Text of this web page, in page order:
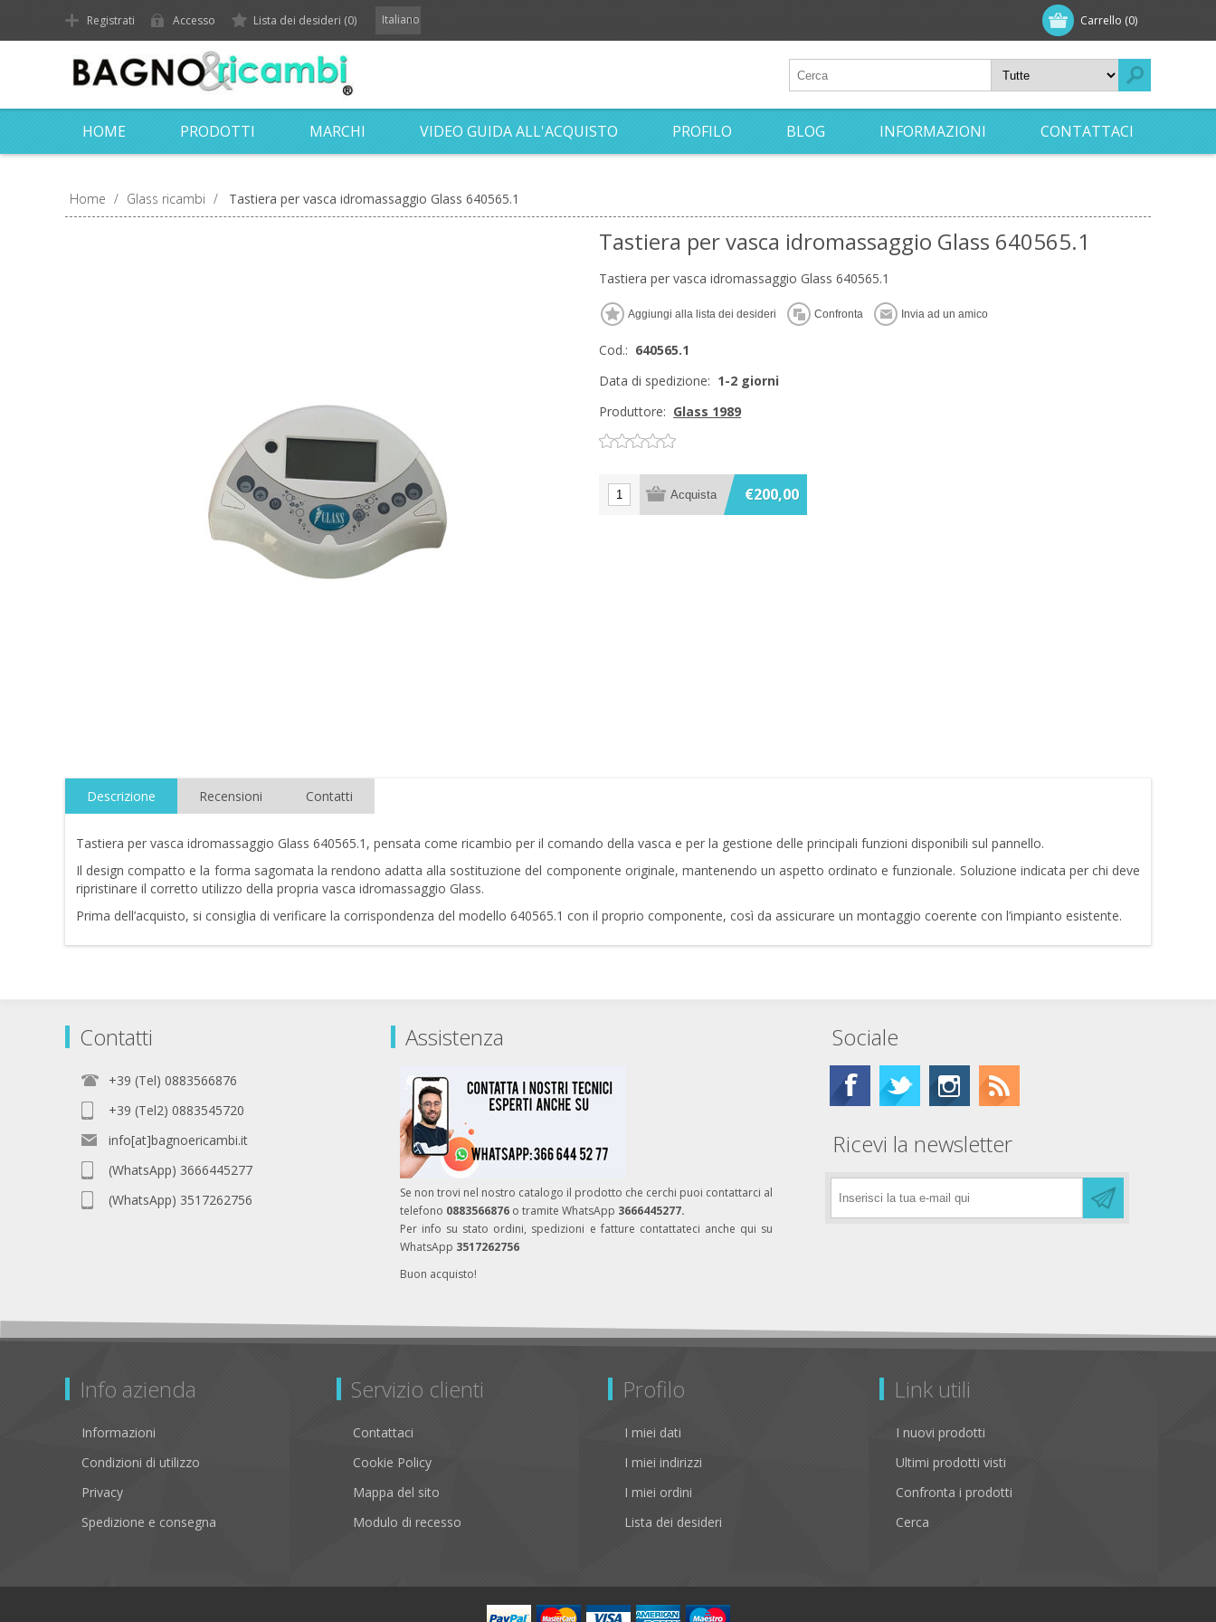
Carrello (0)
Registrati Accesso Lista dei desideri (0) Italiano
HOME PRODOTTI MARCHI VIDEO GUIDA ALL'ACQUISTO PROFILO BLOG INFORMAZIONI CONTATTACI
Home / Glass ricambi / Tastiera per vasca idromassaggio Glass 640565.1
Tastiera per vasca idromassaggio Glass 640565.1
Tastiera per vasca idromassaggio Glass 640565.1
Cod.: 640565.1
Data di spedizione: 1-2 giorni
Produttore: Glass 1989
€200,00
Descrizione Recensioni Contatti
Tastiera per vasca idromassaggio Glass 640565.1, pensata come ricambio per il comando della vasca e per la gestione delle principali funzioni disponibili sul pannello.
Il design compatto e la forma sagomata la rendono adatta alla sostituzione del componente originale, mantenendo un aspetto ordinato e funzionale. Soluzione indicata per chi deve
ripristinare il corretto utilizzo della propria vasca idromassaggio Glass.
Prima dell’acquisto, si consiglia di verificare la corrispondenza del modello 640565.1 con il proprio componente, così da assicurare un montaggio coerente con l’impianto esistente.
Contatti
+39 (Tel) 0883566876
+39 (Tel2) 0883545720
info[at]bagnoericambi.it
(WhatsApp) 3666445277
(WhatsApp) 3517262756
Assistenza
Se non trovi nel nostro catalogo il prodotto che cerchi puoi contattarci al
telefono 0883566876 o tramite WhatsApp 3666445277.
Per info su stato ordini, spedizioni e fatture contattateci anche qui su
WhatsApp 3517262756
Buon acquisto!
Sociale
Ricevi la newsletter
Info azienda
Informazioni
Condizioni di utilizzo
Privacy
Spedizione e consegna
Servizio clienti
Contattaci
Cookie Policy
Mappa del sito
Modulo di recesso
Profilo
I miei dati
I miei indirizzi
I miei ordini
Lista dei desideri
Link utili
I nuovi prodotti
Ultimi prodotti visti
Confronta i prodotti
Cerca